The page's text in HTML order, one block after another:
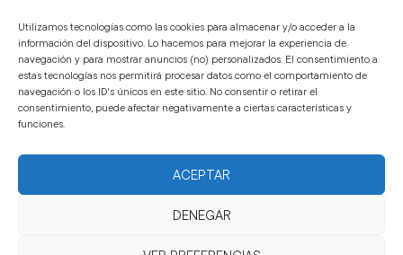
Utilizamos tecnologías como las cookies para almacenar y/o acceder a la
información del dispositivo. Lo hacemos para mejorar la experiencia de
navegación y para mostrar anuncios (no) personalizados. El consentimiento a
estas tecnologías nos permitirá procesar datos como el comportamiento de
navegación o los ID's únicos en este sitio. No consentir o retirar el
consentimiento, puede afectar negativamente a ciertas características y
funciones.
ACEPTAR
DENEGAR